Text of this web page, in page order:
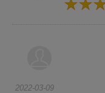
2022-03-09